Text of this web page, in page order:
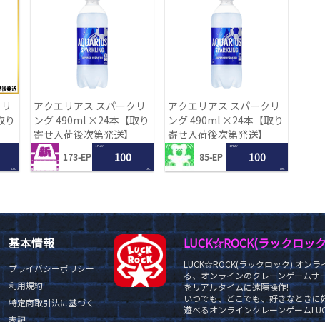
り
LRC
アクエリアス スパークリ
ング 490ml ×24本【取り
寄せ入荷後次第発送】
173-EP
1 PLAY
100
LRC
アクエリアス スパークリ
ング 490ml ×24本【取り
寄せ入荷後次第発送】
85-EP
1 PLAY
100
LRC
基本情報
プライバシーポリシー
利用規約
特定商取引法に基づく
表記
LUCK☆ROCK(ラックロッ
LUCK☆ROCK(ラックロック) オン
る、オンラインのクレーンゲームサ
をリアルタイムに遠隔操作!
いつでも、どこでも、好きなとき
遊べるオンラインクレーンゲーム